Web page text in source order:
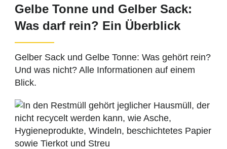
Gelbe Tonne und Gelber Sack:
Was darf rein? Ein Überblick
Gelber Sack und Gelbe Tonne: Was gehört rein?
Und was nicht? Alle Informationen auf einem
Blick.